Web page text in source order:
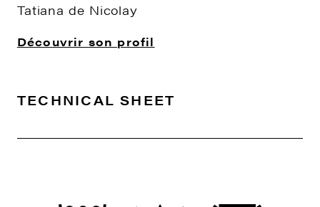
Tatiana de Nicolay
Découvrir son profil
TECHNICAL SHEET